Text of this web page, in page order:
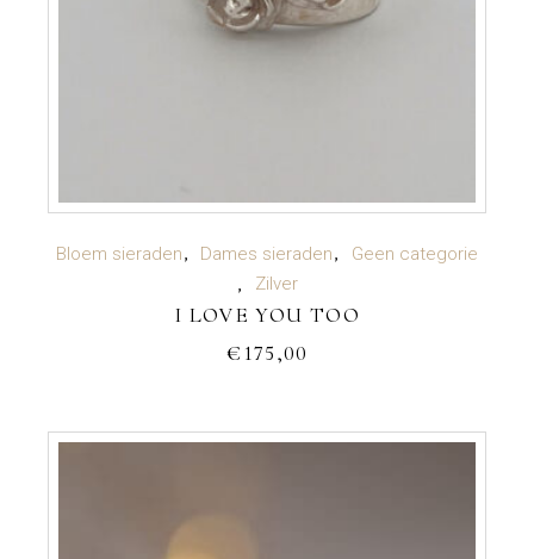
TOEVOEGEN AAN WINKELWAGEN
Bloem sieraden Dames sieraden
Geen categorie
Zilver
I LOVE YOU TOO
€ 175,00